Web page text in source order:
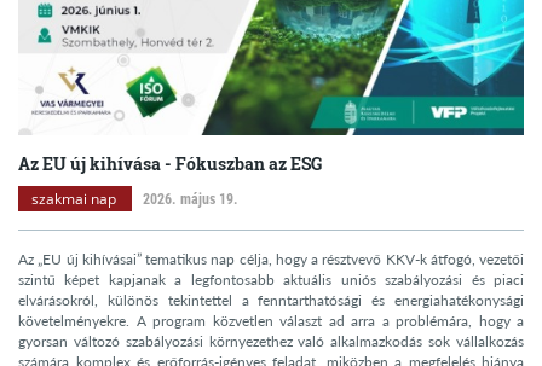
Az EU új kihívása - Fókuszban az ESG
szakmai nap 2026. május 19.
Az „EU új kihívásai” tematikus nap célja, hogy a résztvevő KKV-k átfogó, vezetői
szintű képet kapjanak a legfontosabb aktuális uniós szabályozási és piaci
elvárásokról, különös tekintettel a fenntarthatósági és energiahatékonysági
követelményekre. A program közvetlen választ ad arra a problémára, hogy a
gyorsan változó szabályozási környezethez való alkalmazkodás sok vállalkozás
számára komplex és erőforrás-igényes feladat, miközben a megfelelés hiánya